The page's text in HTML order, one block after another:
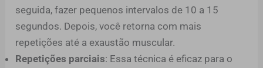
seguida, fazer pequenos intervalos de 10 a 15
segundos. Depois, você retorna com mais
repetições até a exaustão muscular.
Repetições parciais: Essa técnica é eficaz para o